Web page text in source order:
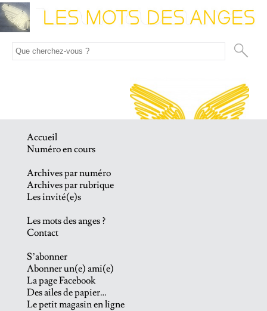
Accueil
Numéro en cours
Archives par numéro
Archives par rubrique
Les invité(e)s
Les mots des anges ?
Contact
S’abonner
Abonner un(e) ami(e)
La page Facebook
Des ailes de papier…
Le petit magasin en ligne